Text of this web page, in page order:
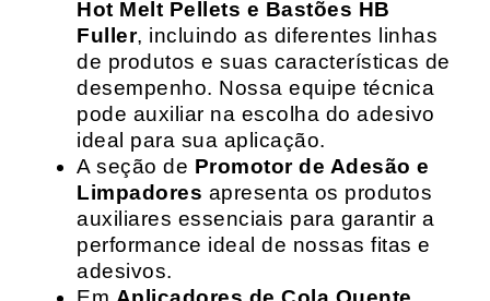
Hot Melt Pellets e Bastões HB
Fuller, incluindo as diferentes linhas
de produtos e suas características de
desempenho. Nossa equipe técnica
pode auxiliar na escolha do adesivo
ideal para sua aplicação.
A seção de Promotor de Adesão e
Limpadores apresenta os produtos
auxiliares essenciais para garantir a
performance ideal de nossas fitas e
adesivos.